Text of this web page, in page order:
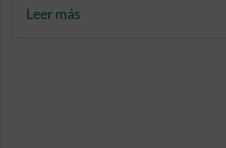
entre hombres (16%) que entre
Leer más